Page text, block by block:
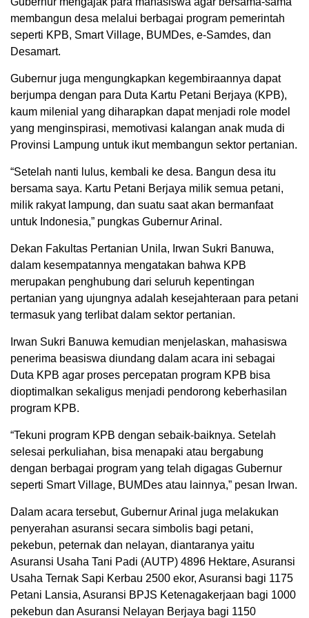
membangun desa melalui berbagai program pemerintah
seperti KPB, Smart Village, BUMDes, e-Samdes, dan
Desamart.
Gubernur juga mengungkapkan kegembiraannya dapat
berjumpa dengan para Duta Kartu Petani Berjaya (KPB),
kaum milenial yang diharapkan dapat menjadi role model
yang menginspirasi, memotivasi kalangan anak muda di
Provinsi Lampung untuk ikut membangun sektor pertanian.
“Setelah nanti lulus, kembali ke desa. Bangun desa itu
bersama saya. Kartu Petani Berjaya milik semua petani,
milik rakyat lampung, dan suatu saat akan bermanfaat
untuk Indonesia,” pungkas Gubernur Arinal.
Dekan Fakultas Pertanian Unila, Irwan Sukri Banuwa,
dalam kesempatannya mengatakan bahwa KPB
merupakan penghubung dari seluruh kepentingan
pertanian yang ujungnya adalah kesejahteraan para petani
termasuk yang terlibat dalam sektor pertanian.
Irwan Sukri Banuwa kemudian menjelaskan, mahasiswa
penerima beasiswa diundang dalam acara ini sebagai
Duta KPB agar proses percepatan program KPB bisa
dioptimalkan sekaligus menjadi pendorong keberhasilan
program KPB.
“Tekuni program KPB dengan sebaik-baiknya. Setelah
selesai perkuliahan, bisa menapaki atau bergabung
dengan berbagai program yang telah digagas Gubernur
seperti Smart Village, BUMDes atau lainnya,” pesan Irwan.
Dalam acara tersebut, Gubernur Arinal juga melakukan
penyerahan asuransi secara simbolis bagi petani,
pekebun, peternak dan nelayan, diantaranya yaitu
Asuransi Usaha Tani Padi (AUTP) 4896 Hektare, Asuransi
Usaha Ternak Sapi Kerbau 2500 ekor, Asuransi bagi 1175
Petani Lansia, Asuransi BPJS Ketenagakerjaan bagi 1000
pekebun dan Asuransi Nelayan Berjaya bagi 1150